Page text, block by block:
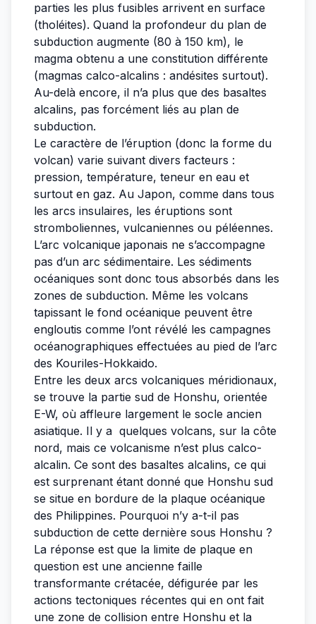
parties les plus fusibles arrivent en surface
(tholéites). Quand la profondeur du plan de
subduction augmente (80 à 150 km), le
magma obtenu a une constitution différente
(magmas calco-alcalins : andésites surtout).
Au-delà encore, il n’a plus que des basaltes
alcalins, pas forcément liés au plan de
subduction.
Le caractère de l’éruption (donc la forme du
volcan) varie suivant divers facteurs :
pression, température, teneur en eau et
surtout en gaz. Au Japon, comme dans tous
les arcs insulaires, les éruptions sont
stromboliennes, vulcaniennes ou péléennes.
L’arc volcanique japonais ne s’accompagne
pas d’un arc sédimentaire. Les sédiments
océaniques sont donc tous absorbés dans les
zones de subduction. Même les volcans
tapissant le fond océanique peuvent être
engloutis comme l’ont révélé les campagnes
océanographiques effectuées au pied de l’arc
des Kouriles-Hokkaido.
Entre les deux arcs volcaniques méridionaux,
se trouve la partie sud de Honshu, orientée
E-W, où affleure largement le socle ancien
asiatique. Il y a quelques volcans, sur la côte
nord, mais ce volcanisme n’est plus calco-
alcalin. Ce sont des basaltes alcalins, ce qui
est surprenant étant donné que Honshu sud
se situe en bordure de la plaque océanique
des Philippines. Pourquoi n’y a-t-il pas
subduction de cette dernière sous Honshu ?
La réponse est que la limite de plaque en
question est une ancienne faille
transformante crétacée, défigurée par les
actions tectoniques récentes qui en ont fait
une zone de collision entre Honshu et la